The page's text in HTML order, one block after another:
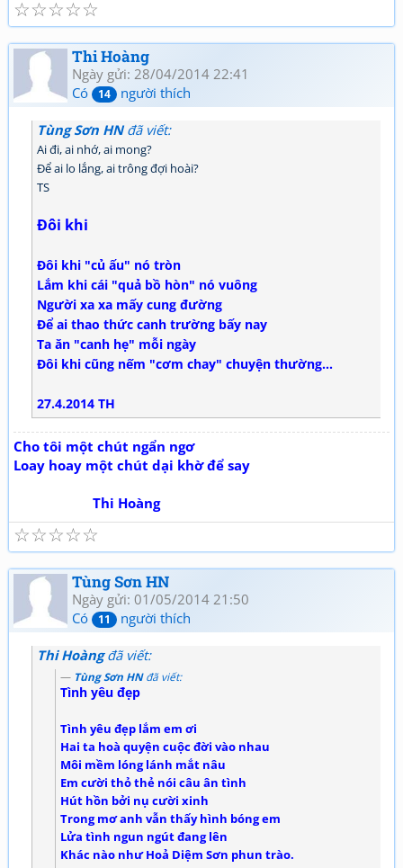
☆
☆
☆
☆
☆
Thi Hoàng
Ngày gửi: 28/04/2014 22:41
Có
14 người thích
Tùng Sơn HNđã viết:
Ai đi, ai nhớ, ai mong?
Để ai lo lắng, ai trông đợi hoài?
TS
Đôi khi
Đôi khi "củ ấu" nó tròn
Lắm khi cái "quả bồ hòn" nó vuông
Người xa xa mấy cung đường
Để ai thao thức canh trường bấy nay
Ta ăn "canh hẹ" mỗi ngày
Đôi khi cũng nếm "cơm chay" chuyện thường...
27.4.2014 TH
Cho tôi một chút ngẩn ngơ
Loay hoay một chút dại khờ để say
Thi Hoàng
☆
☆
☆
☆
☆
Tùng Sơn HN
Ngày gửi: 01/05/2014 21:50
Có
11 người thích
Thi Hoàngđã viết:
Tùng Sơn HNđã viết:
Tình yêu đẹp
Tình yêu đẹp lắm em ơi
Hai ta hoà quyện cuộc đời vào nhau
Môi mềm lóng lánh mắt nâu
Em cười thỏ thẻ nói câu ân tình
Hút hồn bởi nụ cười xinh
Trong mơ anh vẫn thấy hình bóng em
Lửa tình ngun ngút đang lên
Khác nào như Hoả Diệm Sơn phun trào.